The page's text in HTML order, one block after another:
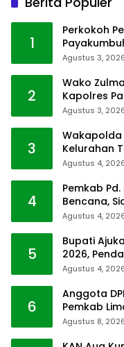
1
Perkokoh
Agustus 3,
2
Wako
Kapolres
Agustus 3,
3
Wakapolda
Kelurahan
Agustus 4,
4
Pemkab
Bencana,
Agustus 4,
5
Bupati
2026,
Agustus 4,
6
Anggota
Pemkab
Agustus 8,